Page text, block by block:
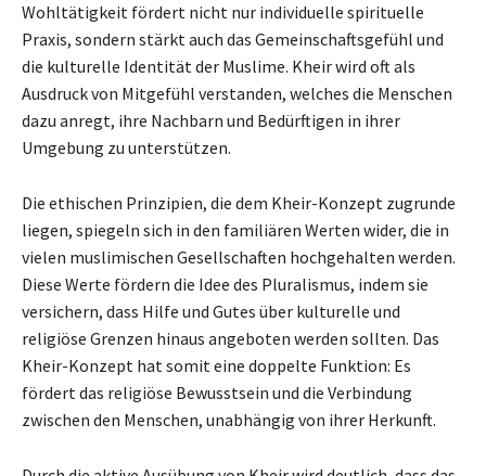
Wohltätigkeit fördert nicht nur individuelle spirituelle
Praxis, sondern stärkt auch das Gemeinschaftsgefühl und
die kulturelle Identität der Muslime. Kheir wird oft als
Ausdruck von Mitgefühl verstanden, welches die Menschen
dazu anregt, ihre Nachbarn und Bedürftigen in ihrer
Umgebung zu unterstützen.
Die ethischen Prinzipien, die dem Kheir-Konzept zugrunde
liegen, spiegeln sich in den familiären Werten wider, die in
vielen muslimischen Gesellschaften hochgehalten werden.
Diese Werte fördern die Idee des Pluralismus, indem sie
versichern, dass Hilfe und Gutes über kulturelle und
religiöse Grenzen hinaus angeboten werden sollten. Das
Kheir-Konzept hat somit eine doppelte Funktion: Es
fördert das religiöse Bewusstsein und die Verbindung
zwischen den Menschen, unabhängig von ihrer Herkunft.